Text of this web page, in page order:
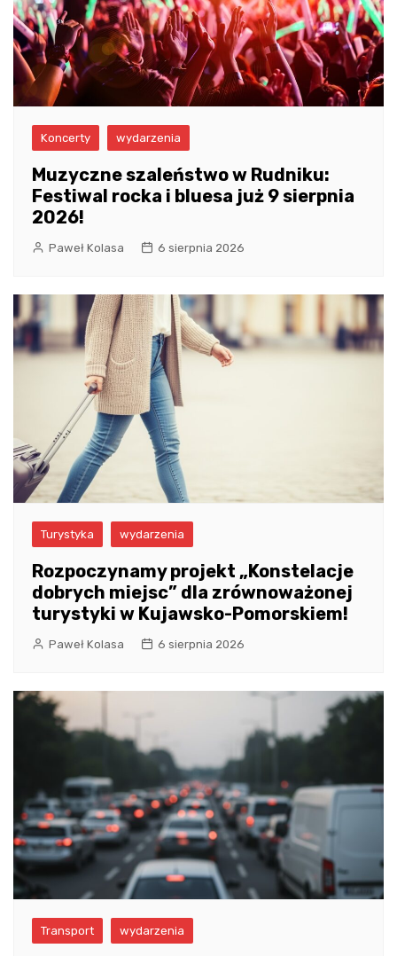
Koncerty wydarzenia
Muzyczne szaleństwo w Rudniku:
Festiwal rocka i bluesa już 9 sierpnia
2026!
Paweł Kolasa 6 sierpnia 2026
Turystyka wydarzenia
Rozpoczynamy projekt „Konstelacje
dobrych miejsc” dla zrównoważonej
turystyki w Kujawsko-Pomorskiem!
Paweł Kolasa 6 sierpnia 2026
Transport wydarzenia